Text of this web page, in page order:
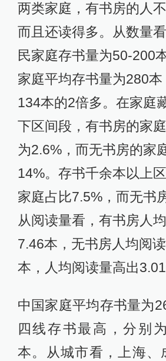
两类家庭，有书房的人
而且还读得多。从数量
民家庭存书量为50-200
家庭平均存书量为280
134本的2倍多。在家庭
下区间段，有书房的家
为2.6%，而无书房的家
14%。存书千余本以上
家庭占比7.5%，而无书
从阅读量看，有书房人
7.46本，无书房人均阅
本，人均阅读量高出3.01
中国家庭平均存书量为
四线存书最高，分别
本。从城市看，上海、